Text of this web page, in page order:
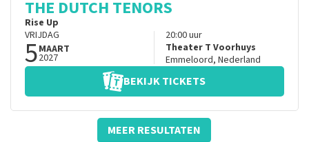
THE DUTCH TENORS
Rise Up
VRIJDAG
5MAART
2027
20:00uur
Theater T Voorhuys
Emmeloord, Nederland
BEKIJK TICKETS
MEER RESULTATEN